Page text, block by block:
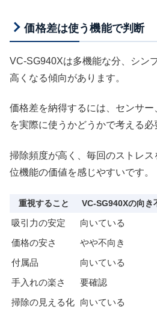
価格差は使う機能で判断
VC-SG940Xは多機能な分、シン
高くなる傾向があります。
価格差を納得するには、センサ
を実際に使うかどうかで考える必
掃除頻度が高く、毎回のストレ
位機能の価値を感じやすいです。
重視すること VC-SG940Xの向き
吸引力の安定 向いている
価格の安さ
やや不向き
付属品
向いている
手入れの楽さ
要確認
掃除の見える化 向いている